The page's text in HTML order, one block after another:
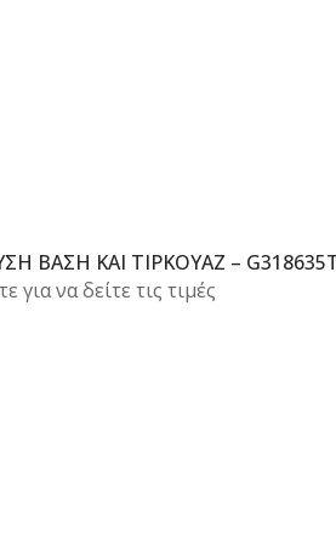
ΒΆΣΗ ΚΑΙ ΤΙΡΚΟΥΆΖ –
για να δείτε τις τιμές